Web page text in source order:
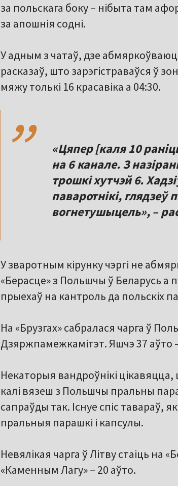
за польскага боку – нібыта там
за апошнія содні.
У адным з чатаў, дзе
расказаў, што зарэгістраваўся ў
мяжу толькі 16 красавіка а 04:30.
,,
«Цяпер [каля 10
на 6 канале. З
трошкі хутчэй 6.
паваротнікі,
вогнетушыцель», –
У зваротным кірунку чэргі не
«Берасце» з Польшчы ў Беларусь а
прыехаў на кантроль да польскіх
На «Брузгах» сабралася чарга ў
Дзяржпамежкамітэт. Яшчэ 37 аўто
Некаторыя вандроўнікі
калі вязеш з Польшчы пральны
сапраўды так. Існуе спіс тавараў,
пральныя парашкі і капсулы.
Невялікая чарга ў Літву стаіць на
«Каменным Лагу» – 20 аўто.